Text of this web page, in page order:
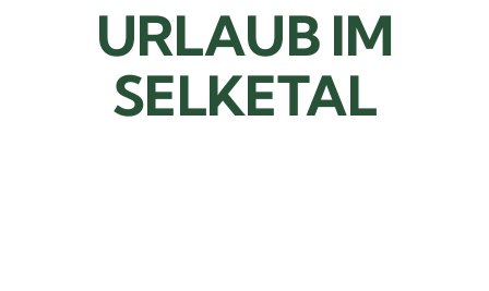
URLAUB IM
SELKETAL